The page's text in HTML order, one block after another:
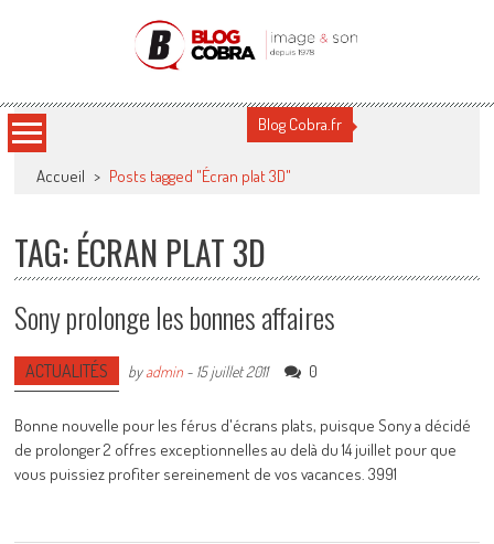
Blog Cobra
Blog Cobra.fr
Accueil > Posts tagged "Écran plat 3D"
TAG: ÉCRAN PLAT 3D
Sony prolonge les bonnes affaires
ACTUALITÉS byadmin - 15 juillet 2011 0
Bonne nouvelle pour les férus d'écrans plats, puisque Sony a décidé
de prolonger 2 offres exceptionnelles au delà du 14 juillet pour que
vous puissiez profiter sereinement de vos vacances. 3991